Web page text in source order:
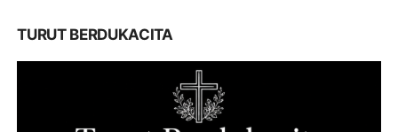
TURUT BERDUKACITA